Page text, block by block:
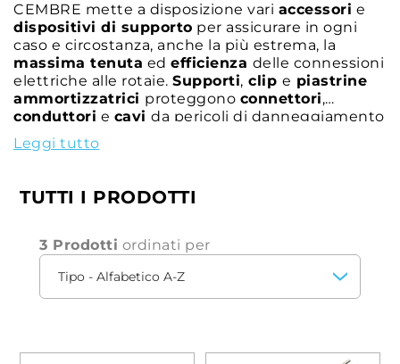
CEMBRE mette a disposizione vari accessori e
dispositivi di supporto per assicurare in ogni
caso e circostanza, anche la più estrema, la
massima tenuta ed efficienza delle connessioni
elettriche alle rotaie. Supporti, clip e piastrine
ammortizzatrici proteggono connettori,
conduttori e cavi da pericoli di danneggiamento
e usura, salvaguardando efficacemente la
connessione elettrica lungo le
Leggi tutto
TUTTI I PRODOTTI
3 Prodotti ordinati per